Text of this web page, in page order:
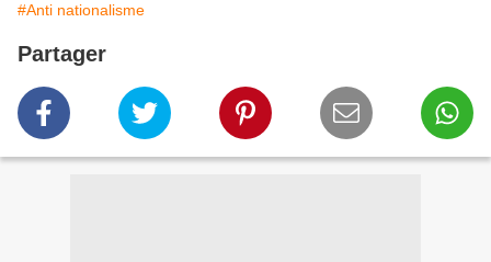
#Anti nationalisme
Partager